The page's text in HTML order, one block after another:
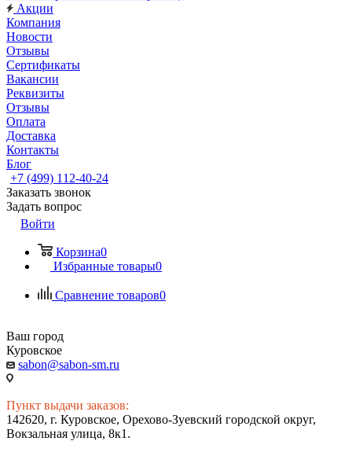
Акции
Компания
Новости
Отзывы
Сертификаты
Вакансии
Реквизиты
Отзывы
Оплата
Доставка
Контакты
Блог
+7 (499) 112-40-24
Заказать звонок
Задать вопрос
Войти
Корзина0
Избранные товары0
Сравнение товаров0
Ваш город
Куровское
sabon@sabon-sm.ru
Пункт выдачи заказов:
142620, г. Куровское, Орехово-Зуевский городской округ,
Вокзальная улица, 8к1.